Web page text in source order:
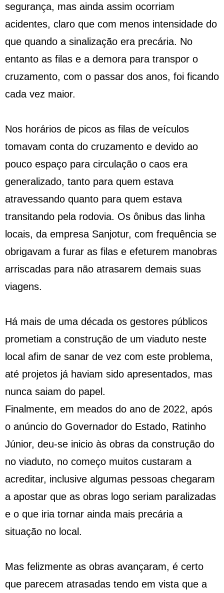
segurança, mas ainda assim ocorriam
acidentes, claro que com menos intensidade do
que quando a sinalização era precária. No
entanto as filas e a demora para transpor o
cruzamento, com o passar dos anos, foi ficando
cada vez maior.
Nos horários de picos as filas de veículos
tomavam conta do cruzamento e devido ao
pouco espaço para circulação o caos era
generalizado, tanto para quem estava
atravessando quanto para quem estava
transitando pela rodovia. Os ônibus das linha
locais, da empresa Sanjotur, com frequência se
obrigavam a furar as filas e efeturem manobras
arriscadas para não atrasarem demais suas
viagens.
Há mais de uma década os gestores públicos
prometiam a construção de um viaduto neste
local afim de sanar de vez com este problema,
até projetos já haviam sido apresentados, mas
nunca saiam do papel.
Finalmente, em meados do ano de 2022, após
o anúncio do Governador do Estado, Ratinho
Júnior, deu-se inicio às obras da construção do
no viaduto, no começo muitos custaram a
acreditar, inclusive algumas pessoas chegaram
a apostar que as obras logo seriam paralizadas
e o que iria tornar ainda mais precária a
situação no local.
Mas felizmente as obras avançaram, é certo
que parecem atrasadas tendo em vista que a